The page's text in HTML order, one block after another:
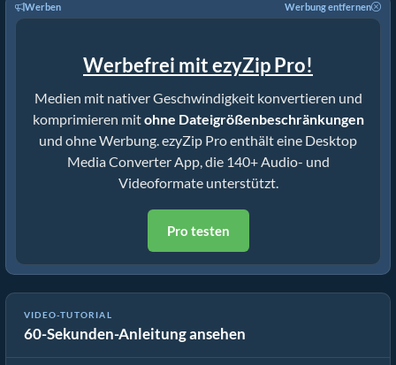
Werben Werbung entfernen
Werbefrei mit ezyZip Pro!
Medien mit nativer Geschwindigkeit konvertieren und
komprimieren mitohne Dateigrößenbeschränkungen
und ohne Werbung. ezyZip Pro enthält eine Desktop
Media Converter App, die 140+ Audio- und
Videoformate unterstützt.
Pro testen
VIDEO-TUTORIAL
60-Sekunden-Anleitung ansehen
Wie man Mediendateien konvertiert